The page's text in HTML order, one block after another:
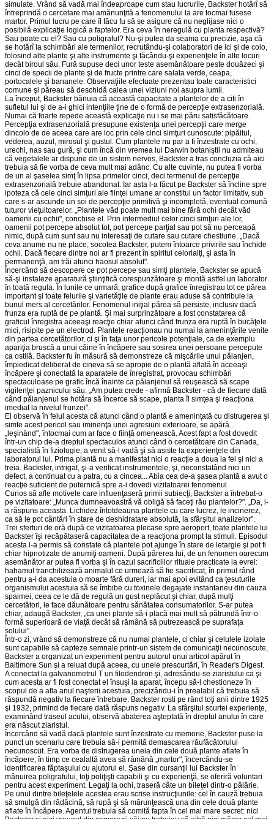
simulate. Vrând să vadă mai îndeaproape cum stau lucrurile, Backster hotărî să
întreprindă o cercetare mai amănunţită a fenomenului la are tocmai fusese
martor. Primul lucru pe care îl făcu fu să se asigure că nu neglijase nici o
posibilă explicaţie logică a faptelor. Era ceva în neregulă cu planta respectivă?
Sau poate cu el? Sau cu poligraful? Nu-şi putea da seama cu precizie, aşa că
se hotărî la schimbări ale termenilor, recrutându-şi colaboratori de ici şi de colo,
folosind alte plante şi alte instrumente şi făcându-şi experienţele în alte locuri
decât biroul său. Fură supuse deci unor teste asemănătoare peste douăzeci şi
cinci de specii de plante şi de fructe printre care salata verde, ceapa,
portocalele şi bananele. Observaţiile efectuate prezentau toate caracteristici
comune şi păreau să deschidă calea unei viziuni noi asupra lumii.
La început, Backster bănuia că această capacitate a plantelor de a citi în
sufletul lui şi de a-i ghici intenţiile ţine de o formă de percepţie extrasenzorială.
Numai că foarte repede această explicaţie nu i se mai păru satisfăcătoare.
Percepţia extrasenzorială presupune existenţa unei percepţii care merge
dincolo de de aceea care are loc prin cele cinci simţuri cunoscute: pipăitul,
vederea, auzul, mirosul şi gustul. Cum plantele nu par a fi înzestrate cu ochi,
urechi, nas sau gură, şi cum încă din vremea lui Darwin botaniştii nu admiteau
că vegetalele ar dispune de un sistem nervos, Backster a tras concluzia că aici
trebuia să fie vorba de ceva mult mai adânc. Cu alte cuvinte, nu putea fi vorba
de un al şaselea simţ în lipsa primelor cinci, deci termenul de percepţie
extrasenzorială trebuie abandonat. Iar asta l-a făcut pe Backster să încline spre
ipoteza că cele cinci simţuri ale fiinţei umane ar constitui un factor limitativ, sub
care s-ar ascunde un soi de percepţie primitivă şi incompletă, eventual comună
tuturor vieţuitoarelor. „Plantele văd poate mult mai bine fără ochi decât văd
oamenii cu ochii", conchise el. Prin intermediul celor cinci simţuri ale lor,
oamenii pot percepe absolut tot, pot percepe parţial sau pot să nu perceapă
nimic, după cum sunt sau nu interesaţi de cutare sau cutare chestiune. „Dacă
ceva anume nu ne place, socotea Backster, putem întoarce privirile sau închide
ochii. Dacă fiecare dintre noi ar fi prezent în spiritul celorlalţi, şi asta în
permanenţă, am trăi atunci haosul absolut".
Încercând să descopere ce pot percepe sau simţi plantele, Backster se apucă
să-şi instaleze aparatură ştiinţifică corespunzătoare şi montă astfel un laborator
în toată regula. În lunile ce urmară, grafice după grafice înregistrau tot ce părea
important şi toate felurile şi varietăţile de plante erau aduse să contribuie la
bunul mers al cercetărilor. Fenomenul iniţial părea să persiste, inclusiv dacă
frunza era ruptă de pe plantă. Şi mai surprinzătoare a fost constatarea că
graficul înregistra aceeaşi reacţie chiar atunci când frunza era ruptă în bucăţele
mici, risipite pe un electrod. Plantele reacţionau nu numai la ameninţările venite
din partea cercetătorilor, ci şi în faţa unor pericole potenţiale, ca de exemplu
apariţia bruscă a unui câine în încăpere sau sosirea unei persoane percepute
ca ostilă. Backster fu în măsură să demonstreze că mişcările unui păianjen,
împiedicat deliberat de cineva să se apropie de o plantă aflată în aceeaşi
încăpere şi conectată la aparatele de înregistrat, provocau schimbări
spectaculoase pe grafic încă înainte ca păianjenul să reuşească să scape
vigilenţei paznicului său. „Am putea crede - afirmă Backster - că de fiecare dată
când păianjenul se hotăra să încerce să scape, planta îl simţea şi reacţiona
imediat la nivelul frunzei".
El observă în felul acesta că atunci când o plantă e ameninţată cu distrugerea şi
simte acest pericol sau iminenţa unei agresiuni exterioare, se apără...
„leşinând", întocmai cum ar face o fiinţă omenească. Acest fapt a fost dovedit
într-un chip de-a dreptul spectaculos atunci când o cercetătoare din Canada,
specialistă în fiziologie, a venit să-l vadă şi să asiste la experienţele din
laboratorul lui. Prima plantă nu a manifestat nici o reacţie a doua la fel şi nici a
treia. Backster, intrigat, şi-a verificat instrumentele, şi, neconstatând nici un
defect, a continuat cu a patra, cu a cincea... Abia cea de-a şasea plantă a avut o
reacţie suficient de puternică spre a-i dovedi vizitatoarei fenomenul.
Curios să afle motivele care influenţaseră primii subiecţi, Backster a întrebat-o
pe vizitatoare: „Munca dumneavoastră vă obligă să faceţi rău plantelor?". „Da, i-
a răspuns aceasta. Lichidez întotdeauna plantele cu care lucrez, le incinerez,
ca să le pot cântări în stare de deshidratare absolută, la sfârşitul analizelor".
Trei sferturi de oră după ce vizitatoarea plecase spre aeroport, toate plantele lui
Backster îşi recăpătaseră capacitatea de a reacţiona prompt la stimuli. Episodul
acesta i-a permis să constate că plantele pot ajunge în stare de letargie şi pot fi
chiar hipnotizate de anumiţi oameni. După părerea lui, de un fenomen oarecum
asemănător ar putea fi vorba şi în cazul sacrificiilor rituale practicate la evrei:
hahamul tranchilizează animalul ce urmează să fie sacrificat, în primul rând
pentru a-i da acestuia o moarte fără dureri, iar mai apoi evitând ca ţesuturile
organismului acestuia să se îmbibe cu toxinele degajate instantaneu din cauza
spaimei, ceea ce le dă de regulă un gust neplăcut şi chiar, după mulţi
cercetători, le face dăunătoare pentru sănătatea consumatorilor. S-ar putea
chiar, adaugă Backster, „ca unei plante să-i placă mai mult să pătrundă într-o
formă superioară de viaţă decât să rămână să putrezească pe suprafaţa
solului".
Într-o zi, vrând să demonstreze că nu numai plantele, ci chiar şi celulele izolate
sunt capabile să capteze semnale printr-un sistem de comunicaţii necunoscute,
Backster a organizat un experiment pentru autorul unui articol apărut în
Baltimore Sun şi a reluat după aceea, cu unele prescurtări, în Reader's Digest.
A conectat la galvanometrul T un filodendron şi, adresându-se ziaristului ca şi
cum acesta ar fi fost conectat el însuşi la aparat, începu să-l chestioneze în
scopul de a afla anul naşterii acestuia, precizându-i în prealabil că trebuia să
răspundă negativ la fiecare întrebare. Backster rosti pe rând toţi anii dintre 1925
şi 1932, primind de fiecare dată răspuns negativ. La sfârşitul scurtei experienţe,
examinând traseul acului, observă abaterea aşteptată în dreptul anului în care
era născut ziaristul.
Încercând să vadă dacă plantele sunt înzestrate cu memorie, Backster puse la
punct un scenariu care trebuia să-i permită demascarea răufăcătorului
necunoscut. Era vorba de distrugerea uneia din cele două plante aflate în
încăpere, în timp ce cealaltă avea să rămână „martor", încercându-se
identificarea făptaşului cu ajutorul ei. Şase din cursanţii lui Backster în
mânuirea poligrafului, toţi poliţişti capabili şi cu experienţă, se oferiră voluntari
pentru acest experiment. Legaţi la ochi, traseră câte un bileţel dintr-o pălărie.
Pe unul dintre bileţelele acestea erau scrise instrucţiunile: cel în cauză trebuia
să smulgă din rădăcină, să rupă şi să mărunţească una din cele două plante
aflate în încăpere. Agentul trebuia să comită fapta în cel mai mare secret: nici